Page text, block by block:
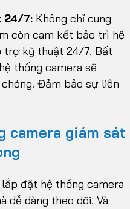
24/7: Không chỉ cung
còn cam kết bảo trì hệ
trợ kỹ thuật 24/7. Bất
thống camera sẽ
Đảm bảo sự liên
camera giám sát
đặt hệ thống camera
dễ dàng theo dõi. Và